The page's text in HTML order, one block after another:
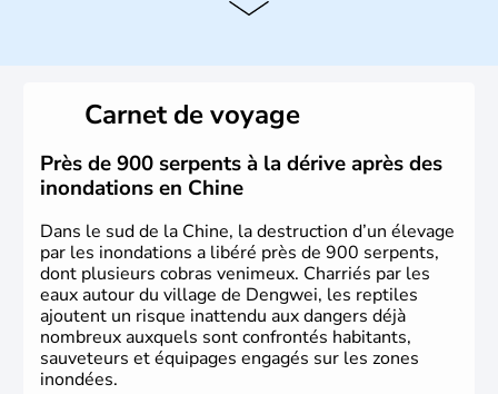
dynasties. La dynastie Qing a été la dernière à régner
jusqu'aux guerres de l'opium lorsque la Chine s'est
constituée comme nation et a retrouvé son indépendance
en 1945. Illustre pays en matière d'inventions avant-
gardistes, la Chine a été la première utilisatrice du papier,
de l'imprimerie à caractères mobiles, de la boussole et de
la poudre à canon.
Carnet de voyage
Près de 900 serpents à la dérive après des
inondations en Chine
Dans le sud de la Chine, la destruction d’un élevage
par les inondations a libéré près de 900 serpents,
dont plusieurs cobras venimeux. Charriés par les
eaux autour du village de Dengwei, les reptiles
ajoutent un risque inattendu aux dangers déjà
nombreux auxquels sont confrontés habitants,
sauveteurs et équipages engagés sur les zones
inondées.